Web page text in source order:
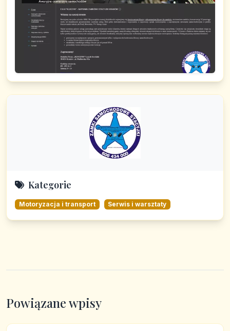
Kategorie
Motoryzacja i transport Serwis i warsztaty
Powiązane wpisy